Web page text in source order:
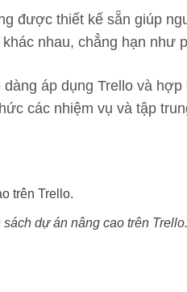
được thiết kế sẵn giúp
nhau, chẳng hạn như
áp dụng Trello và
các nhiệm vụ và tập
dự án nâng cao trên Trello.